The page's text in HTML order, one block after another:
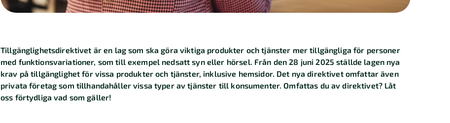
Tillgänglighetsdirektivet är en lag som ska göra viktiga produkter och tjänster mer tillgängliga för personer
med funktionsvariationer, som till exempel nedsatt syn eller hörsel. Från den 28 juni 2025 ställde lagen nya
krav på tillgänglighet för vissa produkter och tjänster, inklusive hemsidor. Det nya direktivet omfattar även
privata företag som tillhandahåller vissa typer av tjänster till konsumenter. Omfattas du av direktivet? Låt
oss förtydliga vad som gäller!